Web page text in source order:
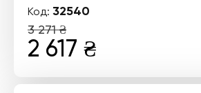
Код: 32540
3 271₴
Первоначальная
цена
2 617 ₴
цена: